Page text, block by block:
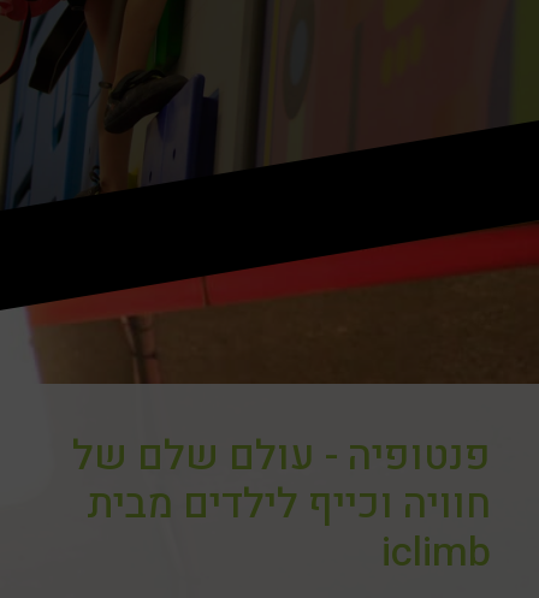
פנטופיה - עולם שלם של
חוויה וכייף לילדים מבית
iclimb